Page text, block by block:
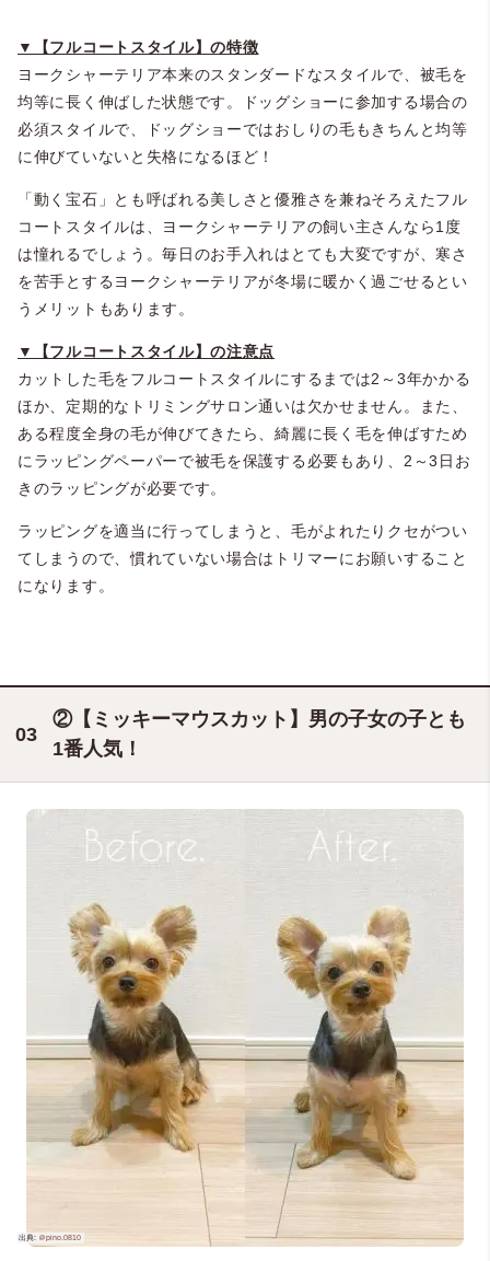
▼【フルコートスタイル】の特徴
ヨークシャーテリア本来のスタンダードなスタイルで、被毛を
均等に長く伸ばした状態です。ドッグショーに参加する場合の
必須スタイルで、ドッグショーではおしりの毛もきちんと均等
に伸びていないと失格になるほど！
「動く宝石」とも呼ばれる美しさと優雅さを兼ねそろえたフル
コートスタイルは、ヨークシャーテリアの飼い主さんなら1度
は憧れるでしょう。毎日のお手入れはとても大変ですが、寒さ
を苦手とするヨークシャーテリアが冬場に暖かく過ごせるとい
うメリットもあります。
▼【フルコートスタイル】の注意点
カットした毛をフルコートスタイルにするまでは2～3年かかる
ほか、定期的なトリミングサロン通いは欠かせません。また、
ある程度全身の毛が伸びてきたら、綺麗に長く毛を伸ばすため
にラッピングペーパーで被毛を保護する必要もあり、2～3日お
きのラッピングが必要です。
ラッピングを適当に行ってしまうと、毛がよれたりクセがつい
てしまうので、慣れていない場合はトリマーにお願いすること
になります。
②【ミッキーマウスカット】男の子女の子とも
1番人気！